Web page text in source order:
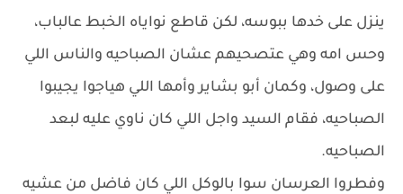
ينزل على خدها ببوسه، لكن قاطع نواياه الخبط عالباب،
وحس امه وهي عتصحيهم عشان الصباحيه والناس اللي
على وصول، وكمان أبو بشاير وأمها اللي هياجوا يجيبوا
الصباحيه، فقام السيد واجل اللي كان ناوي عليه لبعد
الصباحيه.
وفطروا العرسان سوا بالوكل اللي كان فاضل من عشيه